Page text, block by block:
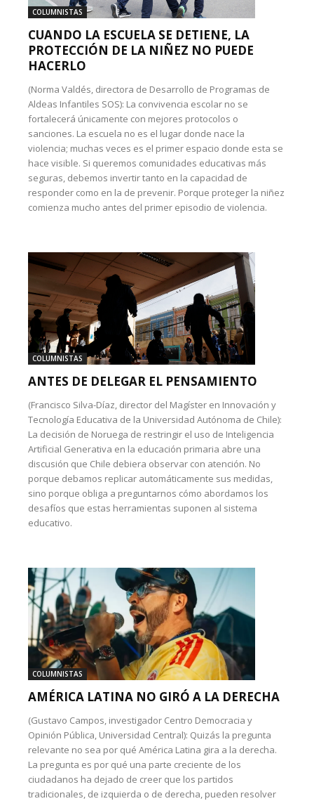
COLUMNISTAS
CUANDO LA ESCUELA SE DETIENE, LA
PROTECCIÓN DE LA NIÑEZ NO PUEDE
HACERLO
(Norma Valdés, directora de Desarrollo de Programas de
Aldeas Infantiles SOS): La convivencia escolar no se
fortalecerá únicamente con mejores protocolos o
sanciones. La escuela no es el lugar donde nace la
violencia; muchas veces es el primer espacio donde esta se
hace visible. Si queremos comunidades educativas más
seguras, debemos invertir tanto en la capacidad de
responder como en la de prevenir. Porque proteger la niñez
comienza mucho antes del primer episodio de violencia.
COLUMNISTAS
ANTES DE DELEGAR EL PENSAMIENTO
(Francisco Silva-Díaz, director del Magíster en Innovación y
Tecnología Educativa de la Universidad Autónoma de Chile):
La decisión de Noruega de restringir el uso de Inteligencia
Artificial Generativa en la educación primaria abre una
discusión que Chile debiera observar con atención. No
porque debamos replicar automáticamente sus medidas,
sino porque obliga a preguntarnos cómo abordamos los
desafíos que estas herramientas suponen al sistema
educativo.
COLUMNISTAS
AMÉRICA LATINA NO GIRÓ A LA DERECHA
(Gustavo Campos, investigador Centro Democracia y
Opinión Pública, Universidad Central): Quizás la pregunta
relevante no sea por qué América Latina gira a la derecha.
La pregunta es por qué una parte creciente de los
ciudadanos ha dejado de creer que los partidos
tradicionales, de izquierda o de derecha, pueden resolver